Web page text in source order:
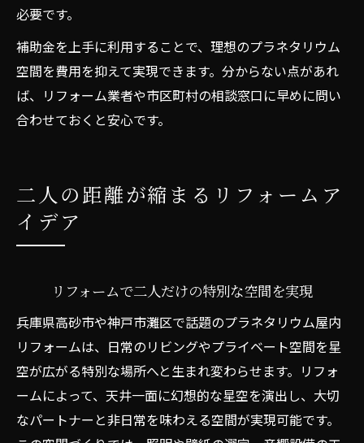
必要です。
補助金を上手に利用することで、理想のプラネタリウム
空間を費用を抑えて実現できます。分からない点があれ
ば、リフォーム業者や市区町村の相談窓口に早めに問い
合わせておくと安心です。
二人の距離が縮まるリフォームア
イデア
リフォームで二人だけの特別な空間を実現
兵庫県高砂市や神戸市灘区で話題のプラネタリウム屋内
リフォームは、日常のリビングやプライベート空間を星
空が広がる特別な場所へと生まれ変わらせます。リフォ
ームによって、天井一面に幻想的な星空を演出し、大切
なパートナーと非日常を味わえる空間が実現可能です。